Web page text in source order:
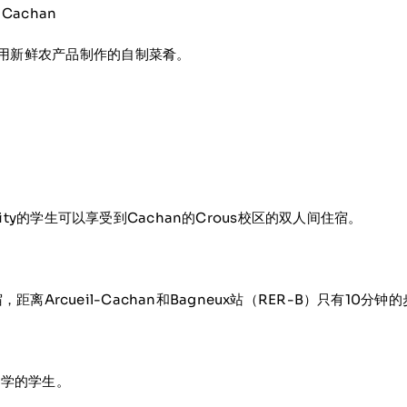
Cachan
鲜农产品制作的自制菜肴。
学生可以享受到Cachan的Crous校区的双人间住宿。
距离Arcueil-Cachan和Bagneux站（RER-B）只有10分钟的
的学生。